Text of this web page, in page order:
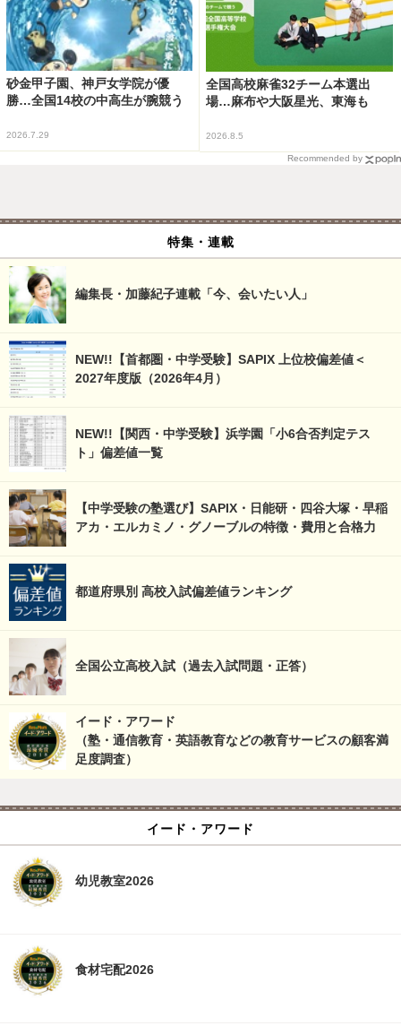
砂金甲子園、神戸女学院が優
勝…全国14校の中高生が腕競う
2026.7.29
全国高校麻雀32チーム本選出
場…麻布や大阪星光、東海も
2026.8.5
Recommended by
特集・連載
編集長・加藤紀子連載「今、会いたい人」
NEW!!【首都圏・中学受験】SAPIX 上位校偏差値＜
2027年度版（2026年4月）
NEW!!【関西・中学受験】浜学園「小6合否判定テス
ト」偏差値一覧
【中学受験の塾選び】SAPIX・日能研・四谷大塚・早稲
アカ・エルカミノ・グノーブルの特徴・費用と合格力
都道府県別 高校入試偏差値ランキング
全国公立高校入試（過去入試問題・正答）
イード・アワード
（塾・通信教育・英語教育などの教育サービスの顧客満
足度調査）
イード・アワード
幼児教室2026
食材宅配2026